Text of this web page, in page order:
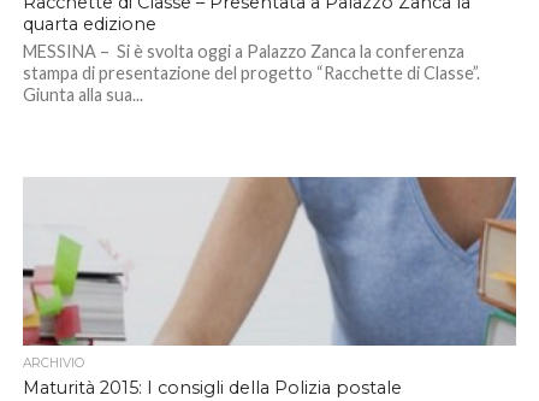
quarta edizione
MESSINA – Si è svolta oggi a Palazzo Zanca la conferenza
stampa di presentazione del progetto “Racchette di Classe”.
Giunta alla sua...
ARCHIVIO
Maturità 2015: I consigli della Polizia postale